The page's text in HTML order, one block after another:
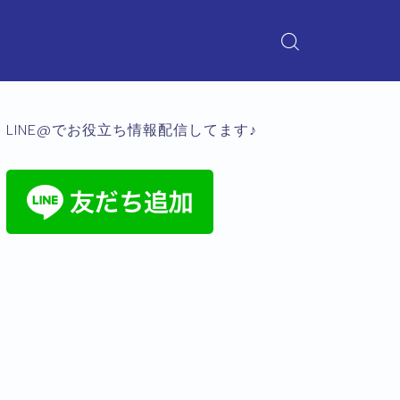
LINE@でお役立ち情報配信してます♪